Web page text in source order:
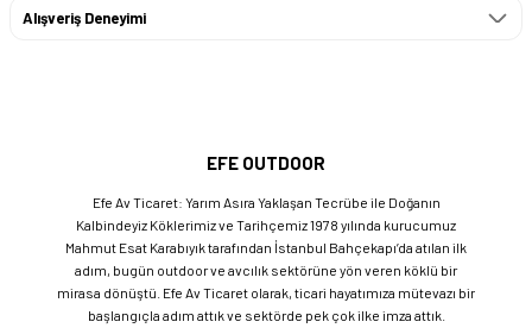
Alışveriş Deneyimi
EFE OUTDOOR
Efe Av Ticaret: Yarım Asıra Yaklaşan Tecrübe ile Doğanın
Kalbindeyiz Köklerimiz ve Tarihçemiz 1978 yılında kurucumuz
Mahmut Esat Karabıyık tarafından İstanbul Bahçekapı’da atılan ilk
adım, bugün outdoor ve avcılık sektörüne yön veren köklü bir
mirasa dönüştü. Efe Av Ticaret olarak, ticari hayatımıza mütevazı bir
başlangıçla adım attık ve sektörde pek çok ilke imza attık.